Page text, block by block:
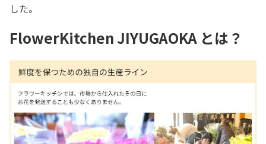
した。
FlowerKitchen JIYUGAOKA とは？